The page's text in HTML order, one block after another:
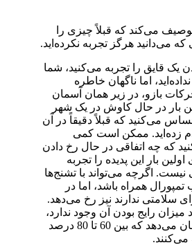
می‌کند که قبلاً چیزی را
که می‌دانید هرگز تجربه نکرده‌اید.
یک قایق را تجربه می‌کنید، شما
اما ناگهان خاطره
بازو، در زیر همان آسمان
بار در حال کاوش در یک شهر
می‌کنید که قبلاً دقیقاً در آن
زده‌اید. ممکن است کمی
که چه اتفاقی در حال رخ دادن
بار این پدیده را تجربه
اگرچه می‌تواند با تشنج‌ها
همراه باشد، اما در
سلامتی ندارند نیز رخ می‌دهد.
رایج بودن آن وجود ندارد،
اما تخمین‌های متفاوت نشان می‌دهد که بین 60 تا 80 درصد
می‌کنند.